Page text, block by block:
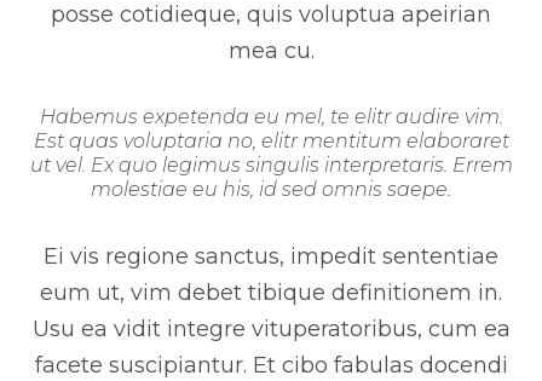
posse cotidieque, quis voluptua apeirian
mea cu.
Habemus expetenda eu mel, te elitr audire vim.
Est quas voluptaria no, elitr mentitum elaboraret
ut vel. Ex quo legimus singulis interpretaris. Errem
molestiae eu his, id sed omnis saepe.
Ei vis regione sanctus, impedit sententiae
eum ut, vim debet tibique definitionem in.
Usu ea vidit integre vituperatoribus, cum ea
facete suscipiantur. Et cibo fabulas docendi